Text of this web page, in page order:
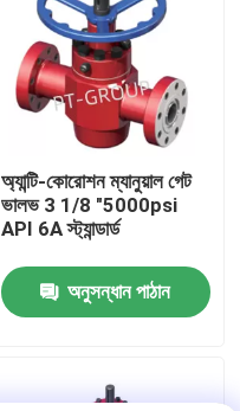
অ্যান্টি-কোরোশন ম্যানুয়াল গেট
ভালভ 3 1/8 "5000psi
API 6A স্ট্যান্ডার্ড
অনুসন্ধান পাঠান